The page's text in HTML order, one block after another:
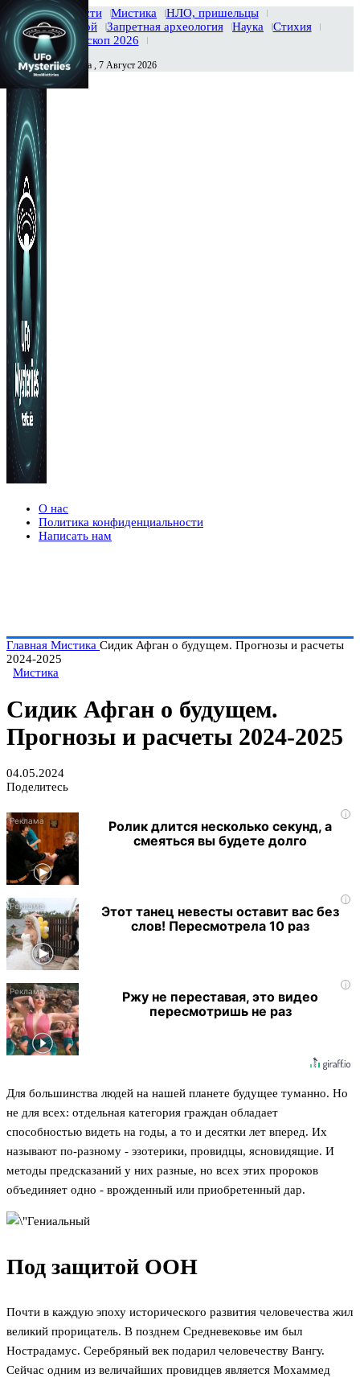
Главная Новости Мистика
НЛО, пришельцы
Тайны вселенной
Запретная археология Наука
Стихия
История
Гороскоп 2026
Сегодня Пятница , 7 Август 2026
О нас
Политика конфиденциальности
Написать нам
Главная Мистика Сидик Афган о будущем. Прогнозы и расчеты
2024-2025
Мистика
Сидик Афган о будущем.
Прогнозы и расчеты 2024-2025
04.05.2024
Поделитесь
i
Ролик длится несколько секунд, а
смеяться вы будете долго
i
Этот танец невесты оставит вас без
слов! Пересмотрела 10 раз
i
Ржу не переставая, это видео
пересмотришь не раз
Для большинства людей на нашей планете будущее туманно. Но
не для всех: отдельная категория граждан обладает
способностью видеть на годы, а то и десятки лет вперед. Их
называют по-разному - эзотерики, провидцы, ясновидящие. И
методы предсказаний у них разные, но всех этих пророков
объединяет одно - врожденный или приобретенный дар.
Под защитой ООН
Почти в каждую эпоху исторического развития человечества жил
великий прорицатель. В позднем Средневековье им был
Нострадамус. Серебряный век подарил человечеству Вангу.
Сейчас одним из величайших провидцев является Мохаммед